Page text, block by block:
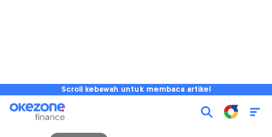
Scroll kebawah untuk membaca artikel